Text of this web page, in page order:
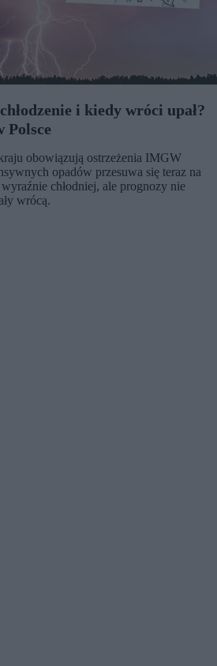
i kiedy wróci upał?
Polsce
obowiązują ostrzeżenia IMGW
opadów przesuwa się teraz na
chłodniej, ale prognozy nie
wrócą.